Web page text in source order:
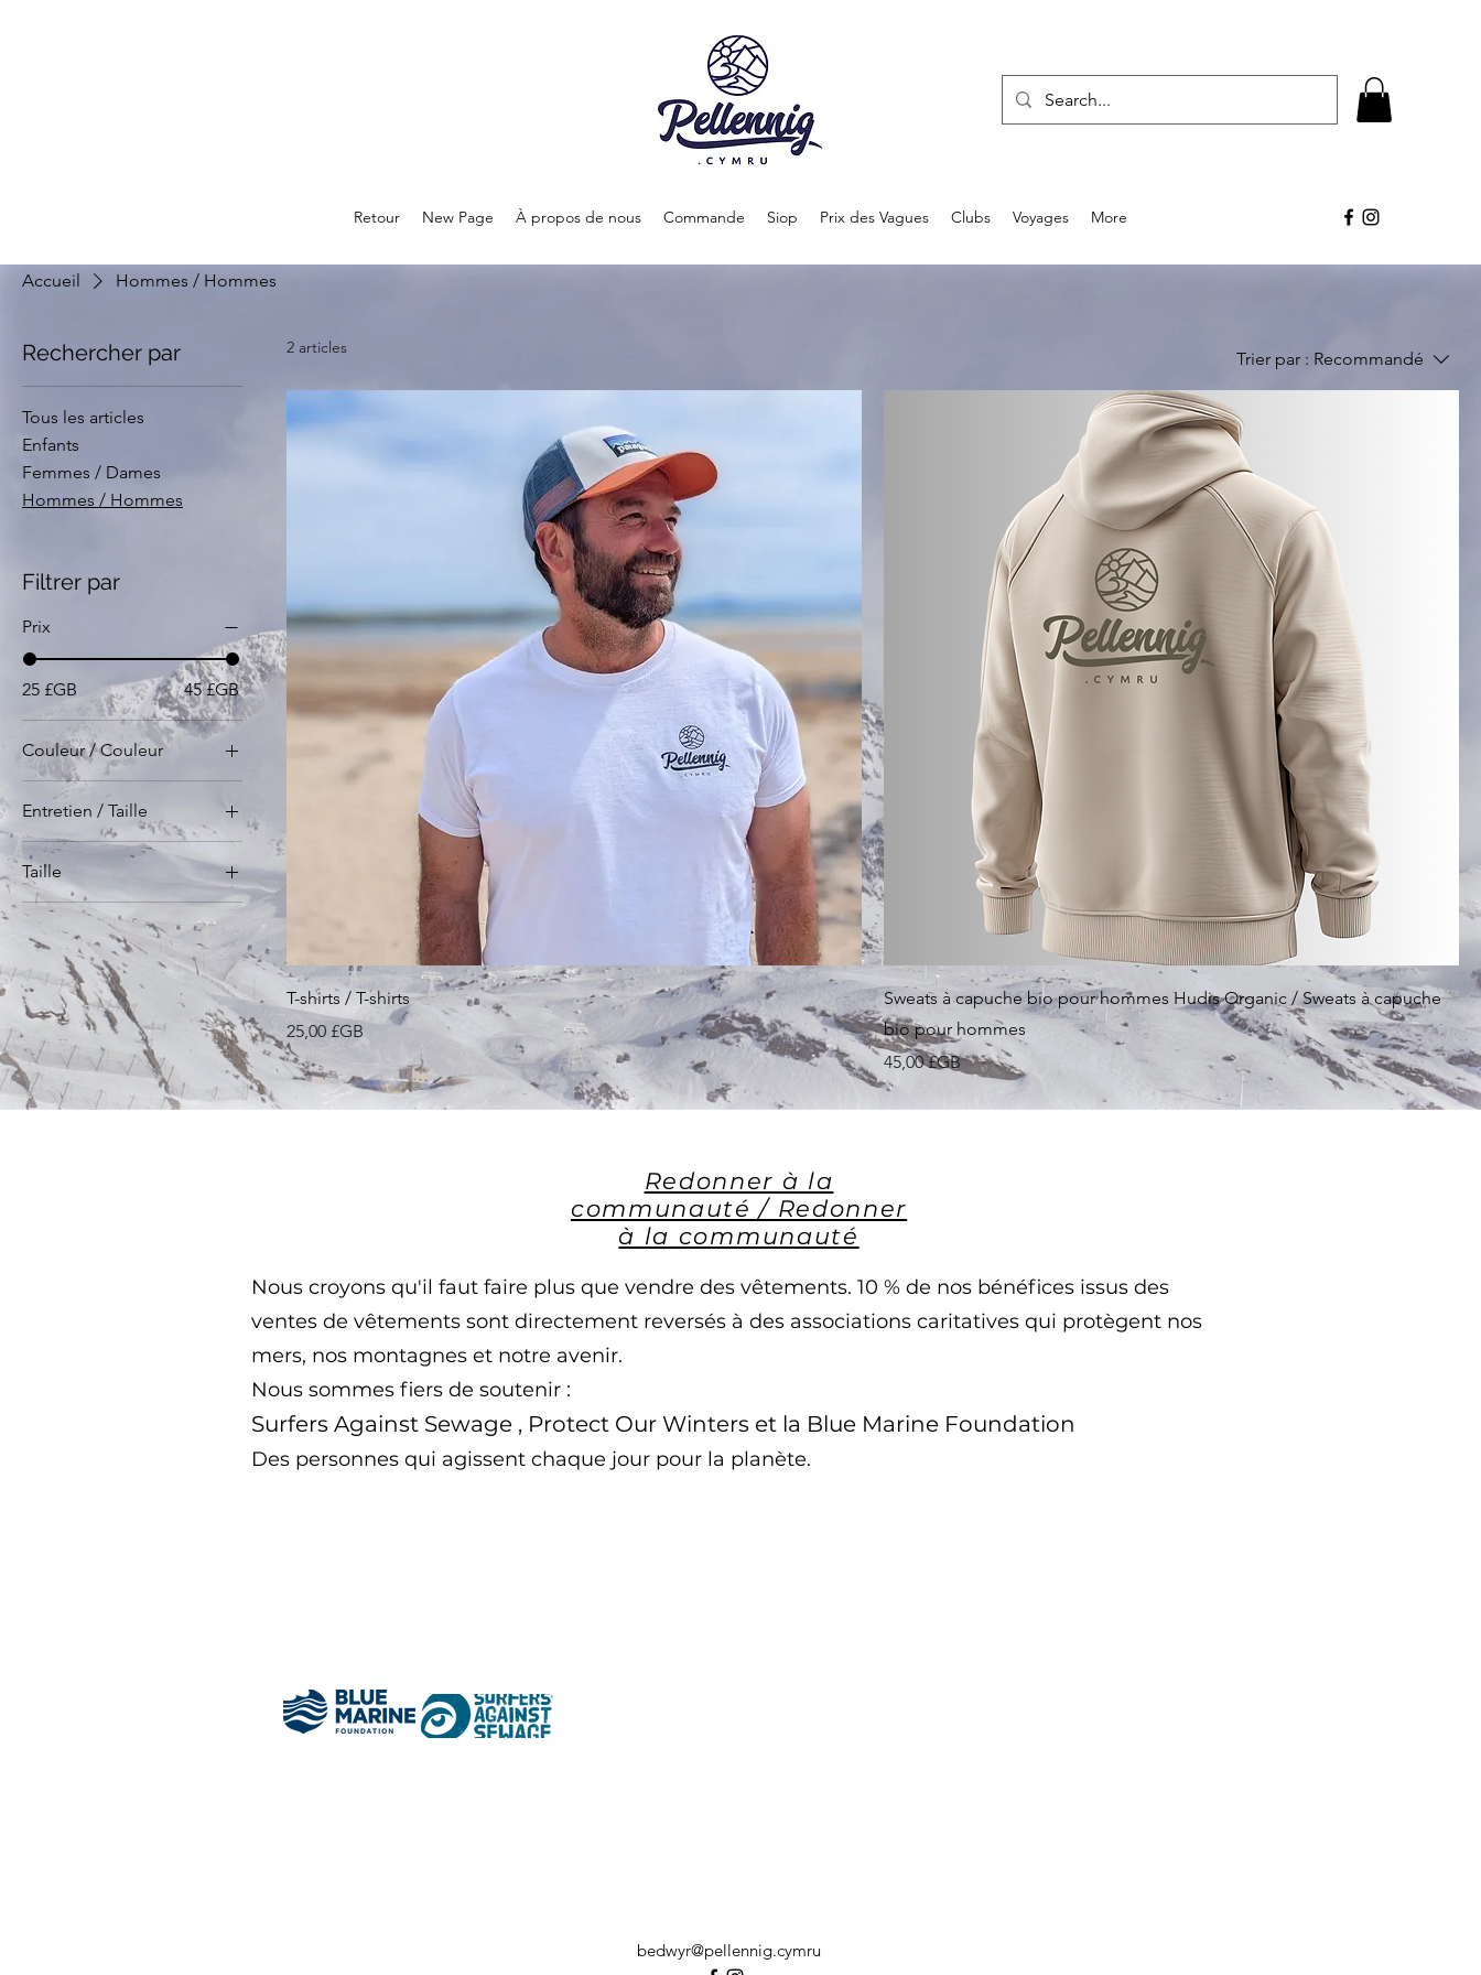
Retour New Page À propos de nous Commande Siop Prix des Vagues Clubs Voyages More
Accueil Hommes / Hommes
Rechercher par
Tous les articles
Enfants
Femmes / Dames
Hommes / Hommes
Filtrer par
Prix
25 £GB 45 £GB
Couleur / Couleur
Entretien / Taille
L
M
S
XL
XS
XXL
Taille
L
M
S
XL
XLL
XS
2 articles
Trier par : Recommandé
T-shirts / T-shirts
Prix
25,00 £GB
Sweats à capuche bio pour hommes Hudis Organic / Sweats à capuche
bio pour hommes
Prix
45,00 £GB
Redonner à la
communauté / Redonner
à la communauté
Nous croyons qu'il faut faire plus que vendre des vêtements. 10 % de nos bénéfices issus des
ventes de vêtements sont directement reversés à des associations caritatives qui protègent nos
mers, nos montagnes et notre avenir.
Nous sommes fiers de soutenir :
Surfers Against Sewage , Protect Our Winters et la Blue Marine Foundation
Des personnes qui agissent chaque jour pour la planète.
bedwyr@pellennig.cymru